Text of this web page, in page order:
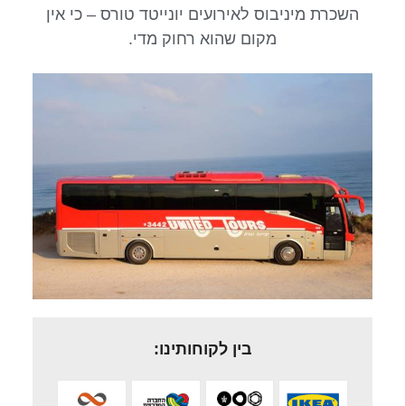
השכרת מיניבוס לאירועים יונייטד טורס – כי אין
מקום שהוא רחוק מדי.
בין לקוחותינו: